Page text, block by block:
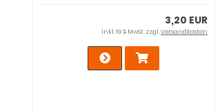
3,20 EUR
inkl. 19 % MwSt. zzgl.Versandkosten